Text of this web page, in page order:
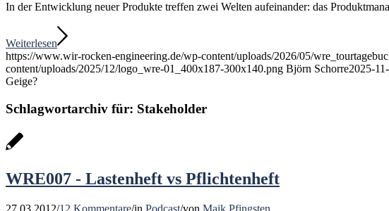
In der Entwicklung neuer Produkte treffen zwei Welten aufeinander: das
Weiterlesen
https://www.wir-rocken-engineering.de/wp-content/uploads/2026/05/
content/uploads/2025/12/logo_wre-01_400x187-300x140.png Björn Schorre2025-
Geige?
Schlagwortarchiv für: Stakeholder
WRE007 - Lastenheft vs Pflichtenheft
27.03.2012/12 Kommentare/in Podcast/von Maik Pfingsten